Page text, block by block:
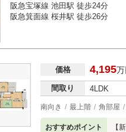
阪急宝塚線 池田駅 徒歩24分
阪急箕面線 桜井駅 徒歩26分
価格 4,195万
間取り 4LDK
南向き 最上階 角部屋
おすすめポイント 【